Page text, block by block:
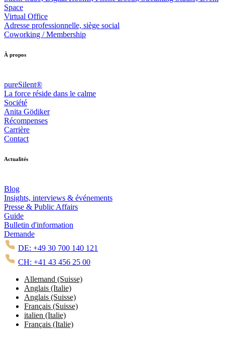
Space
Virtual Office
Adresse professionnelle, siège social
Coworking / Membership
À propos
pureSilent®
La force réside dans le calme
Société
Anita Gödiker
Récompenses
Carrière
Contact
Actualités
Blog
Insights, interviews & événements
Presse & Public Affairs
Guide
Bulletin d'information
Demande
DE: +49 30 700 140 121
CH: +41 43 456 25 00
Allemand (Suisse)
Anglais (Italie)
Anglais (Suisse)
Français (Suisse)
italien (Italie)
Français (Italie)